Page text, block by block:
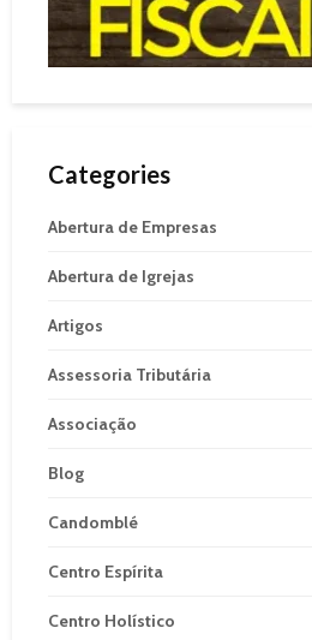
Categories
Abertura de Empresas
Abertura de Igrejas
Artigos
Assessoria Tributária
Associação
Blog
Candomblé
Centro Espírita
Centro Holístico